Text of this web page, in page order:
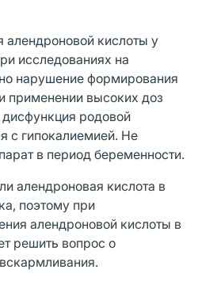
кислоты у
исследованиях на
нарушение формирования
применении высоких доз
родовой
с гипокалиемией. Не
в период беременности.
алендроновая кислота в
поэтому при
алендроновой кислоты в
решить вопрос о